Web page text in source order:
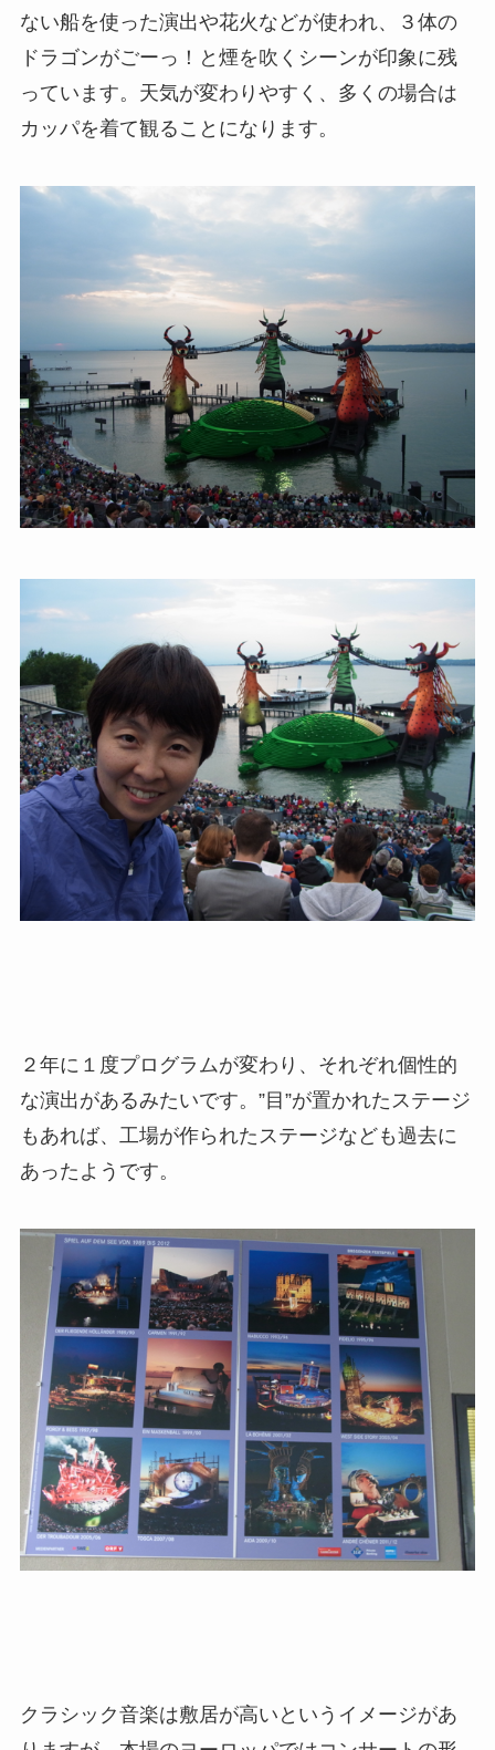
ない船を使った演出や花火などが使われ、３体の
ドラゴンがごーっ！と煙を吹くシーンが印象に残
っています。 天気が変わりやすく、多くの場合は
カッパを着て観ることになります。
２年に１度プログラムが変わり、それぞれ個性的
な演出があるみたいです。”目”が置かれたステージ
もあれば、工場が作られたステージなども過去に
あったようです。
クラシック音楽は敷居が高いというイメージがあ